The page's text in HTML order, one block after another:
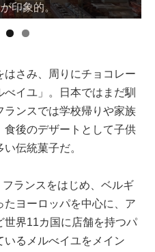
印象的。
はさみ、周りにチョコレー
べイユ」。日本ではまだ馴
ンスでは学校帰りや家族
後のデザートとして子供
伝統菓子だ。
ランスをはじめ、ベルギ
ヨーロッパを中心に、ア
世界11カ国に店舗を持つパ
いるメルべイユをメイン